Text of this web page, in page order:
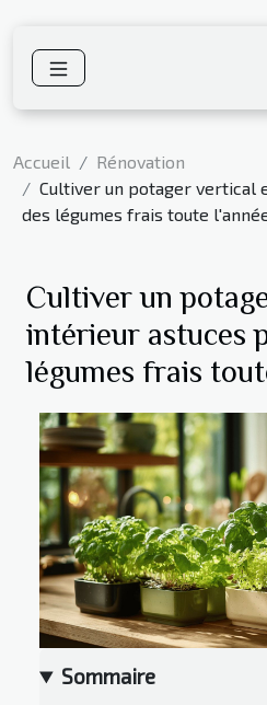
Accueil
Rénovation
Cultiver un potager vertical
des légumes frais toute
Cultiver un
intérieur astuces
légumes frais
Sommaire